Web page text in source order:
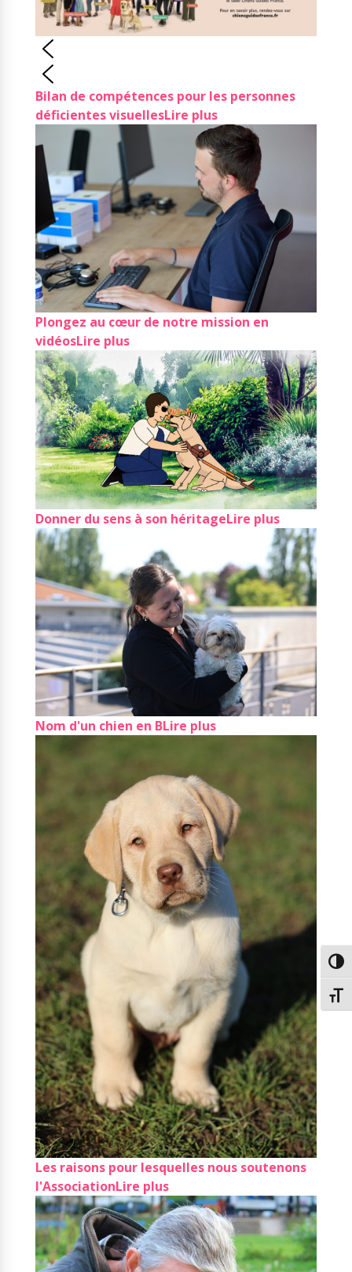
Bilan de compétences pour les personnes
déficientes visuellesLire plus
Plongez au cœur de notre mission en
vidéosLire plus
Donner du sens à son héritageLire plus
Nom d'un chien en BLire plus
Les raisons pour lesquelles nous soutenons
l'AssociationLire plus